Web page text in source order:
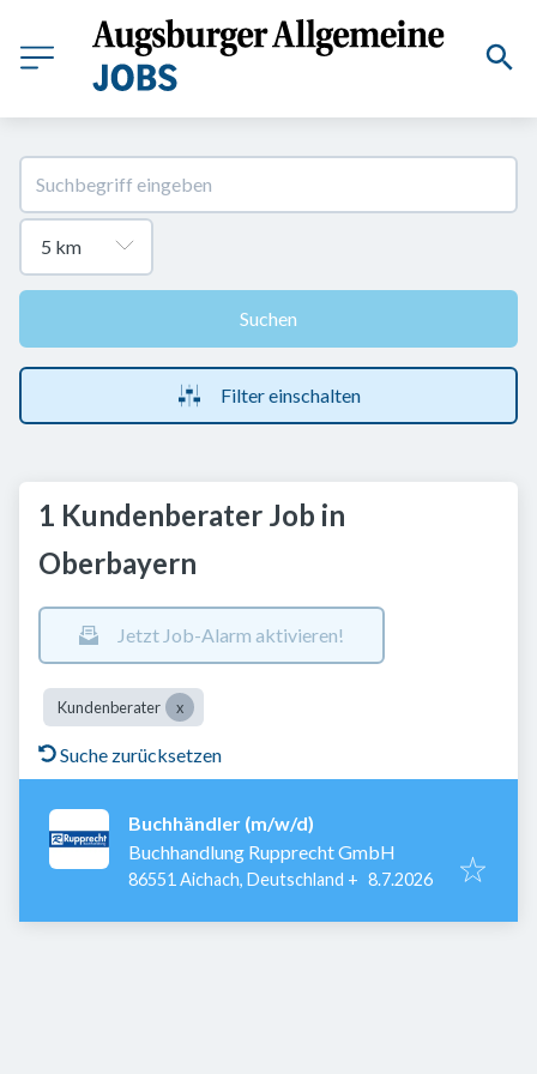
Suchen
Filter einschalten
1 Kundenberater Job in
Oberbayern
Jetzt Job-Alarm aktivieren!
Kundenberater
Suche zurücksetzen
Buchhändler (m/w/d)
Buchhandlung Rupprecht GmbH
86551 Aichach, Deutschland + Veröffentlicht:
8.7.2026